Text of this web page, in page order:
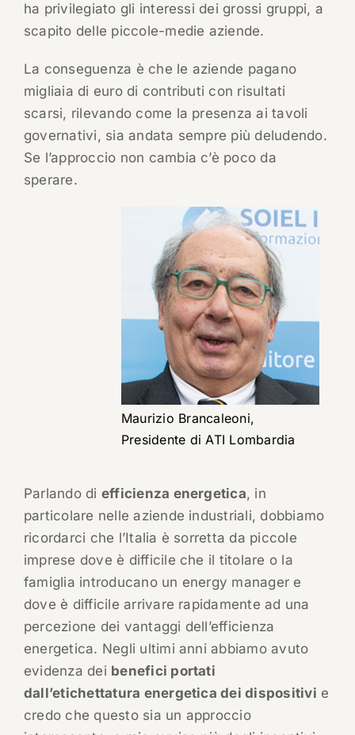
ha privilegiato gli interessi dei grossi gruppi, a
scapito delle piccole-medie aziende.
La conseguenza è che le aziende pagano
migliaia di euro di contributi con risultati
scarsi, rilevando come la presenza ai tavoli
governativi, sia andata sempre più deludendo.
Se l’approccio non cambia c’è poco da
sperare.
Maurizio Brancaleoni,
Presidente di ATI Lombardia
Parlando di efficienza energetica, in
particolare nelle aziende industriali, dobbiamo
ricordarci che l’Italia è sorretta da piccole
imprese dove è difficile che il titolare o la
famiglia introducano un energy manager e
dove è difficile arrivare rapidamente ad una
percezione dei vantaggi dell’efficienza
energetica. Negli ultimi anni abbiamo avuto
evidenza dei benefici portati
dall’etichettatura energetica dei dispositivi e
credo che questo sia un approccio